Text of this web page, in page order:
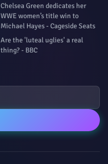
Chelsea Green dedicates her
WWE women’s title win to
Michael Hayes - Cageside Seats
Are the 'luteal uglies' a real
thing? - BBC